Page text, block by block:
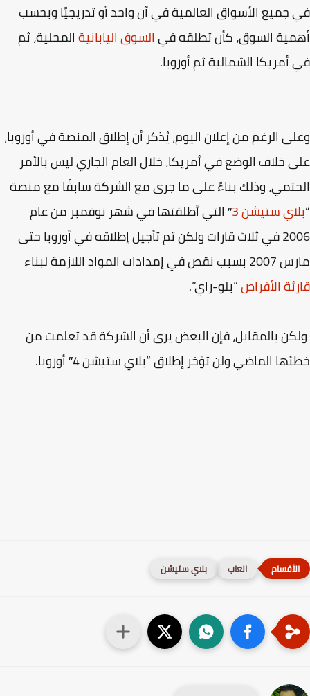
الأسواق العالمية في آن واحد أو تدريجيًا وبحسب
السوق، كأن تطلقه فيالسوق اليابانيةالمحلية، ثم
الشمالية ثم أوروبا.
الرغم من إعلان اليوم، يُذكر أن إطلاق المنصة في أوروبا،
خلاف الوضع في أمريكا، خلال العام الجاري ليس بالأمر
وذلك بناءً على ما جرى مع الشركة سابقًا مع منصة
ستيشن 3 ″ التي أطلقتها في شهر نوفمبر من عام
2006 في ثلاث قارات ولكن تم تأجيل إطلاقه في أوروبا حتى
المواد اللازمة لبناء
الأقراص“بلو-راي”.
بالمقابل، فإن البعض يرى أن الشركة قد تعلمت من
الماضي ولن تؤخر إطلاق “بلاي ستيشن 4″ أوروبا.
العاب بلاي ستيشن